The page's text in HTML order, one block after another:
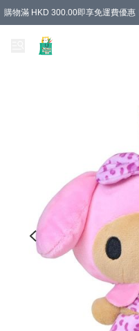
購物滿 HKD 300.00即享免運費優